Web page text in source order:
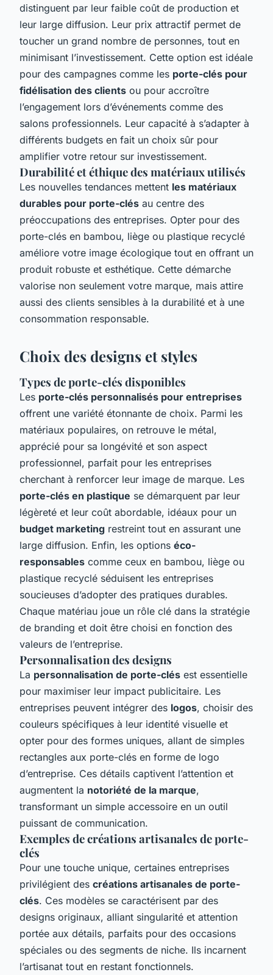
distinguent par leur faible coût de production et
leur large diffusion. Leur prix attractif permet de
toucher un grand nombre de personnes, tout en
minimisant l’investissement. Cette option est idéale
pour des campagnes comme les porte-clés pour
fidélisation des clients ou pour accroître
l’engagement lors d’événements comme des
salons professionnels. Leur capacité à s’adapter à
différents budgets en fait un choix sûr pour
amplifier votre retour sur investissement.
Durabilité et éthique des matériaux utilisés
Les nouvelles tendances mettent les matériaux
durables pour porte-clés au centre des
préoccupations des entreprises. Opter pour des
porte-clés en bambou, liège ou plastique recyclé
améliore votre image écologique tout en offrant un
produit robuste et esthétique. Cette démarche
valorise non seulement votre marque, mais attire
aussi des clients sensibles à la durabilité et à une
consommation responsable.
Choix des designs et styles
Types de porte-clés disponibles
Les porte-clés personnalisés pour entreprises
offrent une variété étonnante de choix. Parmi les
matériaux populaires, on retrouve le métal,
apprécié pour sa longévité et son aspect
professionnel, parfait pour les entreprises
cherchant à renforcer leur image de marque. Les
porte-clés en plastique se démarquent par leur
légèreté et leur coût abordable, idéaux pour un
budget marketing restreint tout en assurant une
large diffusion. Enfin, les options éco-
responsables comme ceux en bambou, liège ou
plastique recyclé séduisent les entreprises
soucieuses d’adopter des pratiques durables.
Chaque matériau joue un rôle clé dans la stratégie
de branding et doit être choisi en fonction des
valeurs de l’entreprise.
Personnalisation des designs
La personnalisation de porte-clés est essentielle
pour maximiser leur impact publicitaire. Les
entreprises peuvent intégrer des logos, choisir des
couleurs spécifiques à leur identité visuelle et
opter pour des formes uniques, allant de simples
rectangles aux porte-clés en forme de logo
d’entreprise. Ces détails captivent l’attention et
augmentent la notoriété de la marque,
transformant un simple accessoire en un outil
puissant de communication.
Exemples de créations artisanales de porte-
clés
Pour une touche unique, certaines entreprises
privilégient des créations artisanales de porte-
clés. Ces modèles se caractérisent par des
designs originaux, alliant singularité et attention
portée aux détails, parfaits pour des occasions
spéciales ou des segments de niche. Ils incarnent
l’artisanat tout en restant fonctionnels.